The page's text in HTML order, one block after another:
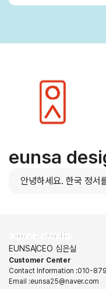
eunsa
안녕하세요. 한국 정
eunsa studio
EUNSACEO 심은실
Customer Center
Contact Information :010-
Email :eunsa25@naver.com